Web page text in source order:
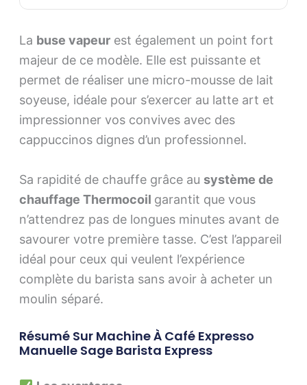
La buse vapeurest également un point fort
majeur de ce modèle. Elle est puissante et
permet de réaliser une micro-mousse de lait
soyeuse, idéale pour s’exercer au latte art et
impressionner vos convives avec des
cappuccinos dignes d’un professionnel.
Sa rapidité de chauffe grâce au système de
chauffage Thermocoil garantit que vous
n’attendrez pas de longues minutes avant de
savourer votre première tasse. C’est l’appareil
idéal pour ceux qui veulent l’expérience
complète du barista sans avoir à acheter un
moulin séparé.
Résumé Sur Machine À Café Expresso
Manuelle Sage Barista Express